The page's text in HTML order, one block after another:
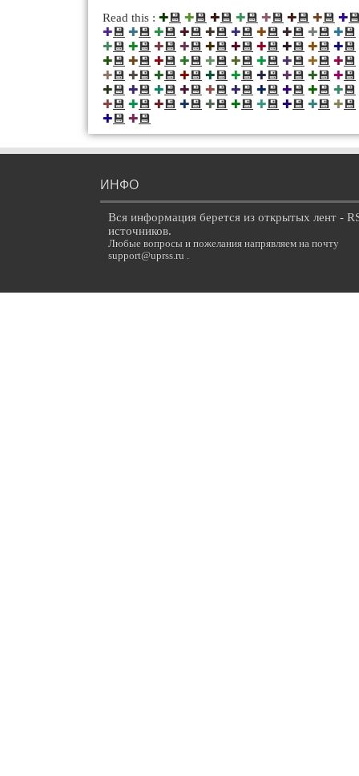
Read this : ✚💾 ✚💾 ✚💾 ✚💾 ✚💾 ✚💾 ✚💾 ✚
✚💾 ✚💾 ✚💾 ✚💾 ✚💾 ✚💾 ✚💾 ✚💾 ✚💾 ✚💾
✚💾 ✚💾 ✚💾 ✚💾 ✚💾 ✚💾 ✚💾 ✚💾 ✚💾 ✚💾
✚💾 ✚💾 ✚💾 ✚💾 ✚💾 ✚💾 ✚💾 ✚💾 ✚💾 ✚💾
✚💾 ✚💾 ✚💾 ✚💾 ✚💾 ✚💾 ✚💾 ✚💾 ✚💾 ✚💾
✚💾 ✚💾 ✚💾 ✚💾 ✚💾 ✚💾 ✚💾 ✚💾 ✚💾 ✚💾
✚💾 ✚💾 ✚💾 ✚💾 ✚💾 ✚💾 ✚💾 ✚💾 ✚💾 ✚💾
✚💾 ✚💾
ИНФО
Вся информация берется из открытых лент -
источников.
Любые вопросы и пожелания напрявляем на почту
support@uprss.ru .